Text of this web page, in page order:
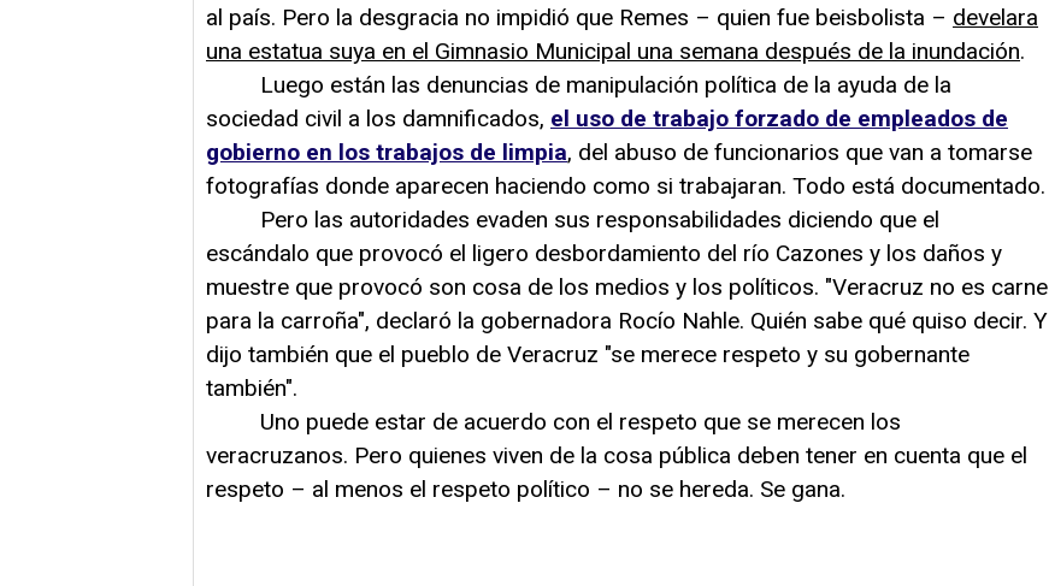
al país. Pero la desgracia no impidió que Remes – quien fue beisbolista – develara
una estatua suya en el Gimnasio Municipal una semana después de la inundación.
Luego están las denuncias de manipulación política de la ayuda de la
sociedad civil a los damnificados, el uso de trabajo forzado de empleados de
gobierno en los trabajos de limpia, del abuso de funcionarios que van a tomarse
fotografías donde aparecen haciendo como si trabajaran. Todo está documentado.
Pero las autoridades evaden sus responsabilidades diciendo que el
escándalo que provocó el ligero desbordamiento del río Cazones y los daños y
muestre que provocó son cosa de los medios y los políticos. "Veracruz no es carne
para la carroña", declaró la gobernadora Rocío Nahle. Quién sabe qué quiso decir. Y
dijo también que el pueblo de Veracruz "se merece respeto y su gobernante
también".
Uno puede estar de acuerdo con el respeto que se merecen los
veracruzanos. Pero quienes viven de la cosa pública deben tener en cuenta que el
respeto – al menos el respeto político – no se hereda. Se gana.